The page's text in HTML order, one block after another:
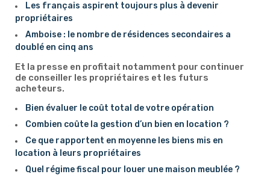
Les français aspirent toujours plus à devenir
propriétaires
Amboise : le nombre de résidences secondaires a
doublé en cinq ans
Et la presse en profitait notamment pour continuer
de conseiller les propriétaires et les futurs
acheteurs.
Bien évaluer le coût total de votre opération
Combien coûte la gestion d’un bien en location ?
Ce que rapportent en moyenne les biens mis en
location à leurs propriétaires
Quel régime fiscal pour louer une maison meublée ?